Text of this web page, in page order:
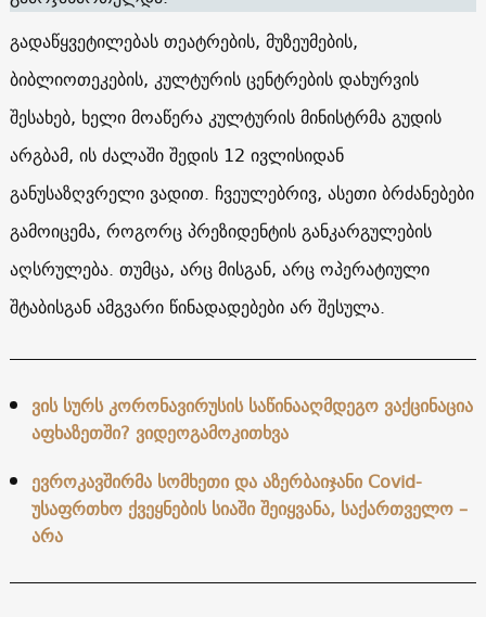
გადაწყვეტილებას თეატრების, მუზეუმების,
ბიბლიოთეკების, კულტურის ცენტრების დახურვის
შესახებ, ხელი მოაწერა კულტურის მინისტრმა გუდის
არგბამ, ის ძალაში შედის 12 ივლისიდან
განუსაზღვრელი ვადით. ჩვეულებრივ, ასეთი ბრძანებები
გამოიცემა, როგორც პრეზიდენტის განკარგულების
აღსრულება. თუმცა, არც მისგან, არც ოპერატიული
შტაბისგან ამგვარი წინადადებები არ შესულა.
ვის სურს კორონავირუსის საწინააღმდეგო ვაქცინაცია
აფხაზეთში? ვიდეოგამოკითხვა
ევროკავშირმა სომხეთი და აზერბაიჯანი Covid-
უსაფრთხო ქვეყნების სიაში შეიყვანა, საქართველო –
არა